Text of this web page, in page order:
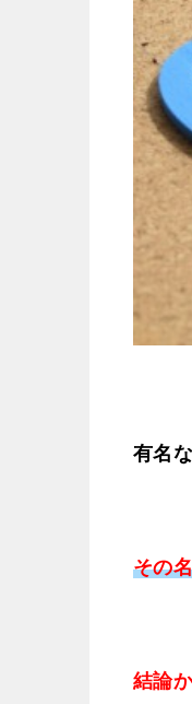
有名
その
結論